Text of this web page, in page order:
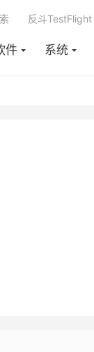
件 系统
反斗TestFlight